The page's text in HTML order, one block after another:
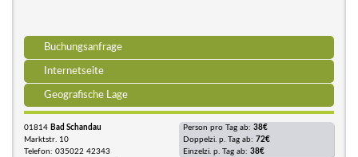
Buchungsanfrage
Internetseite
Geografische Lage
01814 Bad Schandau
Marktstr. 10
Telefon: 035022 42343
Person pro Tag ab: 38€
Doppelzi. p. Tag ab: 72€
Einzelzi. p. Tag ab: 38€